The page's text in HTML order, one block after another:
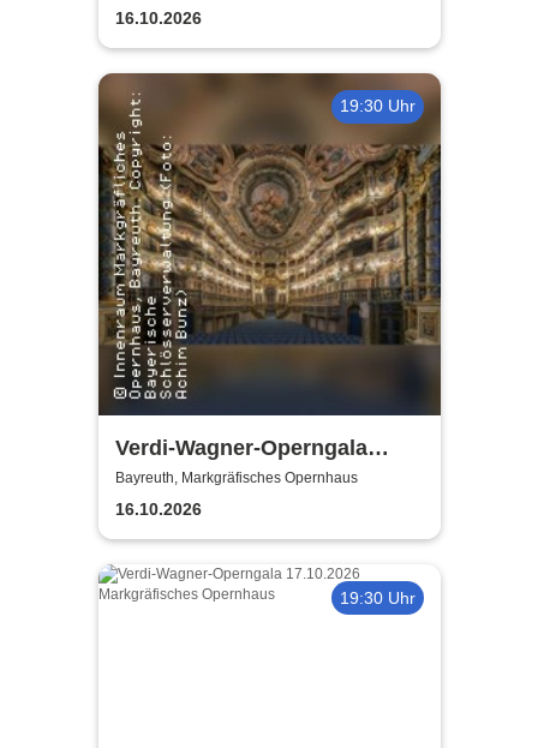
Graceland
16.10.2026
19:30 Uhr
Verdi-Wagner-Operngala
(Zusatzkonzert) - präsentiert
von Opera Classica Europa
Bayreuth, Markgräfisches Opernhaus
16.10.2026
19:30 Uhr